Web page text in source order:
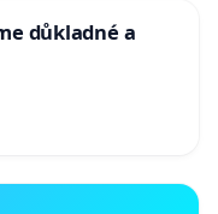
důkladné a